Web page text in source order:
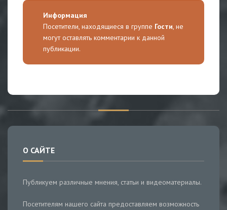
Информация
Посетители, находящиеся в группе Гости, не
могут оставлять комментарии к данной
публикации.
О САЙТЕ
Публикуем различные мнения, статьи и видеоматериалы.
Посетителям нашего сайта предоставляем возможность